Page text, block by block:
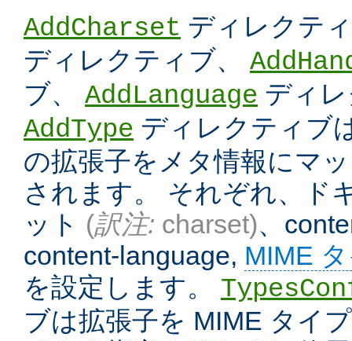
AddCharset ディレクテ
ディレクティブ、
ブ、 AddLanguage ディ
AddType ディレクティブ
の拡張子をメタ情報にマ
されます。 それぞれ、ド
ット (訳注: charset)、
content-language, MIME
を設定します。
ブは拡張子を MIME タイ